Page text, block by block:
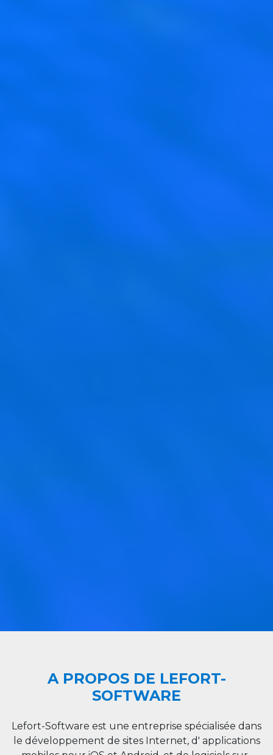
A PROPOS DE LEFORT-
SOFTWARE
Lefort-Software est une entreprise spécialisée dans
le développement de sites Internet, d' applications